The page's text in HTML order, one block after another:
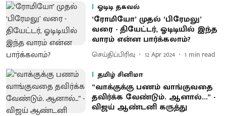
ஓடிடி தகவல்
‘ரோமியோ’ முதல் ‘பிரேமலு’
வரை - தியேட்டர், ஓடிடியில் இந்த
வாரம் என்ன பார்க்கலாம்?
செய்திப்பிரிவு 12 Apr 2024 1 min read
தமிழ் சினிமா
“வாக்குக்கு பணம் வாங்குவதை
தவிர்க்க வேண்டும். ஆனால்...” -
விஜய் ஆண்டனி கருத்து